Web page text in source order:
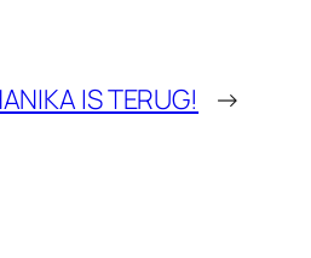
IS TERUG! →